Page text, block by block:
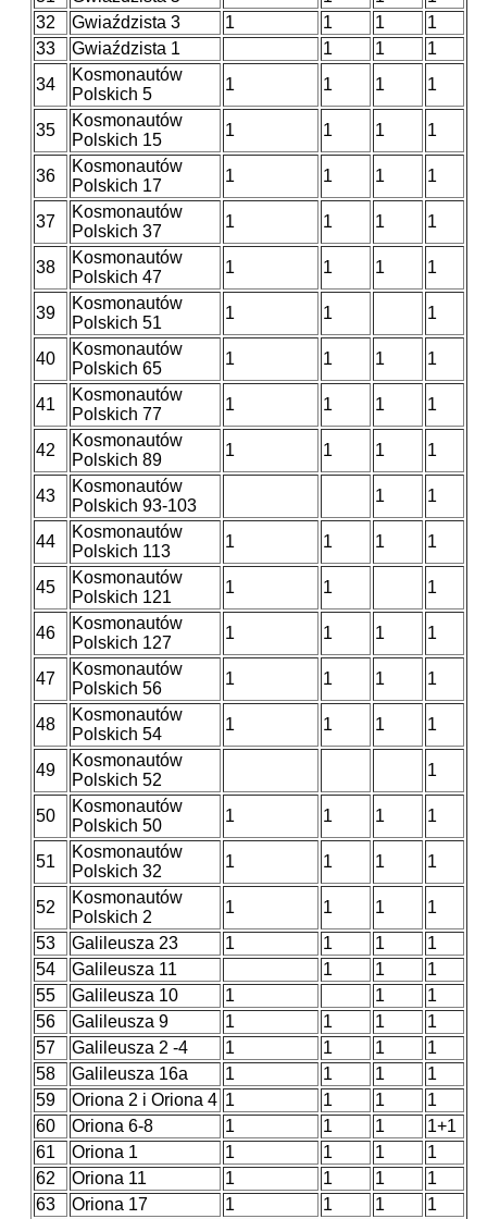
32
Gwiaździsta 3 1 1 1
1
33
Gwiaździsta 1 1 1
1
34
Kosmonautów
Polskich 5
1 1 1 1
35
Kosmonautów
Polskich 15
1 1 1 1
36
Kosmonautów
Polskich 17
1 1 1 1
37
Kosmonautów
Polskich 37
1 1 1 1
38
Kosmonautów
Polskich 47
1 1 1 1
39
Kosmonautów
Polskich 51
1 1 1
40
Kosmonautów
Polskich 65
1 1 1 1
41
Kosmonautów
Polskich 77
1 1 1 1
42
Kosmonautów
Polskich 89
1 1 1 1
43
Kosmonautów
Polskich 93-103
1 1
44
Kosmonautów
Polskich 113
1 1 1 1
45
Kosmonautów
Polskich 121
1 1 1
46
Kosmonautów
Polskich 127
1 1 1 1
47
Kosmonautów
Polskich 56
1 1 1 1
48
Kosmonautów
Polskich 54
1 1 1 1
49
Kosmonautów
Polskich 52
1
50
Kosmonautów
Polskich 50
1 1 1 1
51
Kosmonautów
Polskich 32
1 1 1 1
52
Kosmonautów
Polskich 2
1 1 1
1
53
Galileusza 23 1 1 1
1
54
Galileusza 11 1 1
1
55
Galileusza 10 1 1
1
56
Galileusza 9 1 1 1
1
57
Galileusza 2 -4 1 1 1
1
58
Galileusza 16a 1 1 1
1
59
Oriona 2 i Oriona 4 1 1 1
1
60
Oriona 6-8 1 1 1
1+1
61
Oriona 1 1 1 1
1
62
Oriona 11 1 1 1
1
63
Oriona 17 1 1 1
1